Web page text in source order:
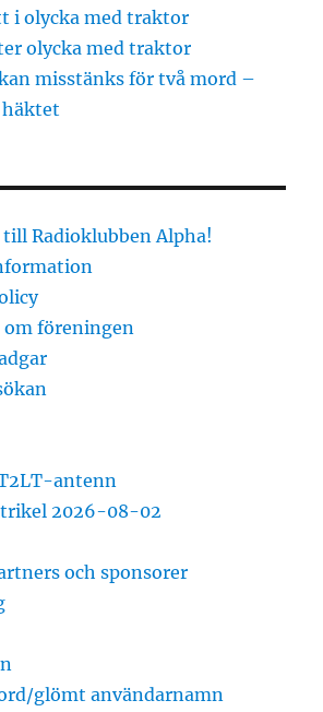
i olycka med traktor
olycka med traktor
misstänks för två mord –
Radioklubben Alpha!
föreningen
antenn
2026-08-02
och sponsorer
glömt användarnamn